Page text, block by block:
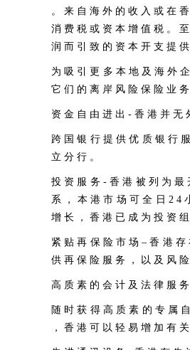
。 来 自 海 外 的 收 入 或 在
消 费 税 或 资 本 增 值 税 。
润 而 引 致 的 资 本 开 支 提
为 吸 引 更 多 本 地 及 海 外
它 们 的 离 岸 风 险 保 险 业
资 金 自 由 进 出 - 香 港 并 无
跨 国 银 行 提 供 优 质 银 行
立 分 行 。
投 资 服 务 - 香 港 被 列 为 最
系 ， 本 港 市 场 可 全 日 2 4
增 长 ， 香 港 已 成 为 投 资
紧 贴 再 保 险 市 场– 香 港 存
供 再 保 险 服 务 ， 以 及 风
高 质 素 的 会 计 及 法 律 服 务
随 时 获 得 高 质 素 的 专 属
， 香 港 可 以 轻 易 增 加 有